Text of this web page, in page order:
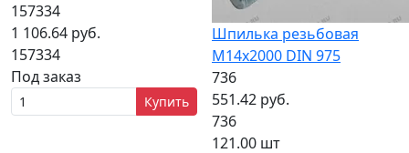
157334
1 106.64 руб.
157334
Под заказ
Купить
Шпилька резьбовая
M14x2000 DIN 975
736
551.42 руб.
736
121.00 шт